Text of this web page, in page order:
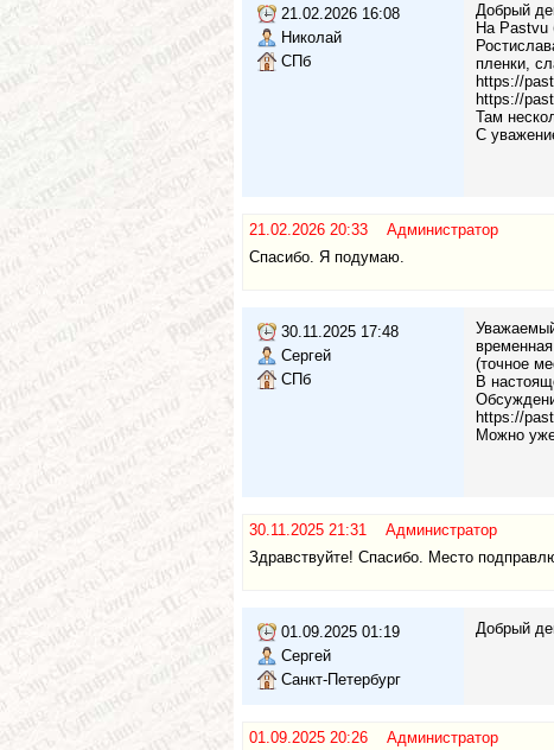
21.02.2026 16:08
Николай
СПб
Добрый
На Pastvu
пленки,
https://
https://
Там
С
21.02.2026 20:33 Администратор
Спасибо. Я подумаю.
30.11.2025 17:48
Сергей
СПб
(точное
В
https://
Можно
30.11.2025 21:31 Администратор
Здравствуйте! Спасибо. Место
01.09.2025 01:19
Сергей
Санкт-Петербург
Добрый
01.09.2025 20:26 Администратор